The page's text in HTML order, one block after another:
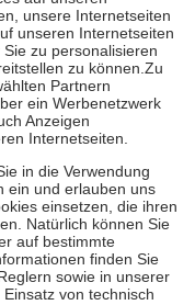
Online-Apotheken.
beträgt die
zehn Euro je
eigene Gesundheit zu
zu unterstützen,
18. Lebensjahr
die von der